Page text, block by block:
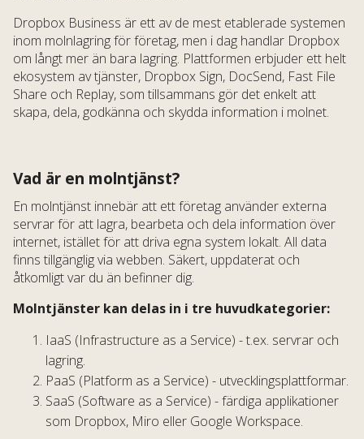
Dropbox Business är ett av de mest etablerade systemen
inom molnlagring för företag, men i dag handlar Dropbox
om långt mer än bara lagring. Plattformen erbjuder ett helt
ekosystem av tjänster, Dropbox Sign, DocSend, Fast File
Share och Replay, som tillsammans gör det enkelt att
skapa, dela, godkänna och skydda information i molnet.
Vad är en molntjänst?
En molntjänst innebär att ett företag använder externa
servrar för att lagra, bearbeta och dela information över
internet, istället för att driva egna system lokalt. All data
finns tillgänglig via webben. Säkert, uppdaterat och
åtkomligt var du än befinner dig.
Molntjänster kan delas in i tre huvudkategorier:
IaaS (Infrastructure as a Service) - t.ex. servrar och
lagring.
PaaS (Platform as a Service) - utvecklingsplattformar.
SaaS (Software as a Service) - färdiga applikationer
som Dropbox, Miro eller Google Workspace.